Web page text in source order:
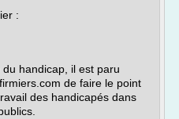
:
handicap, il est paru
de faire le point
des handicapés dans